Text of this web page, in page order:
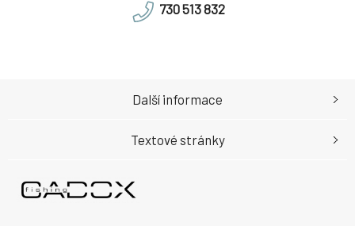
730 513 832
Další informace
Textové stránky